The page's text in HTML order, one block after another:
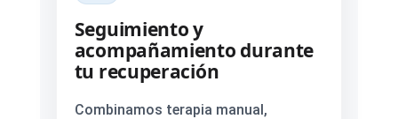
Seguimiento y
acompañamiento durante
tu recuperación
Combinamos terapia manual,